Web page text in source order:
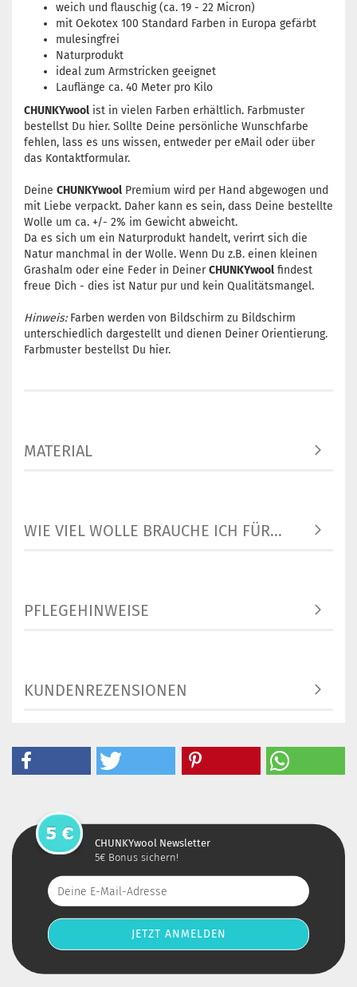
weich und flauschig (ca. 19 - 22 Micron)
mit Oekotex 100 Standard Farben in Europa gefärbt
mulesingfrei
Naturprodukt
ideal zum Armstricken geeignet
Lauflänge ca. 40 Meter pro Kilo
CHUNKYwool ist in vielen Farben erhältlich. Farbmuster
bestellst Du hier. Sollte Deine persönliche Wunschfarbe
fehlen, lass es uns wissen, entweder pereMail oder über
das Kontaktformular.
Deine CHUNKYwool Premium wird per Hand abgewogen und
mit Liebe verpackt. Daher kann es sein, dass Deine bestellte
Wolle um ca. +/- 2% im Gewicht abweicht.
Da es sich um ein Naturprodukt handelt, verirrt sich die
Natur manchmal in der Wolle. Wenn Du z.B. einen kleinen
Grashalm oder eine Feder in DeinerCHUNKYwool findest
freue Dich - dies ist Natur pur und kein Qualitätsmangel.
Hinweis:Farben werden von Bildschirm zu Bildschirm
unterschiedlich dargestellt und dienen Deiner Orientierung.
Farbmuster bestellst Du hier.
MATERIAL
WIE VIEL WOLLE BRAUCHE ICH FÜR...
PFLEGEHINWEISE
KUNDENREZENSIONEN
CHUNKYwool Newsletter
5€ Bonus sichern!